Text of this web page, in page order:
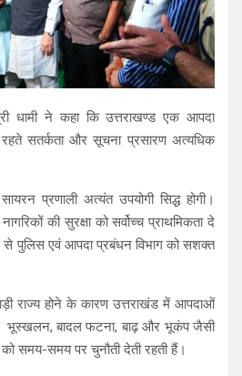
धामी ने कहा कि उत्तराखण्ड एक आपदा
सतर्कता और सूचना प्रसारण अत्यधिक
प्रणाली अत्यंत उपयोगी सिद्ध होगी।
की सुरक्षा को सर्वोच्च प्राथमिकता दे
पुलिस एवं आपदा प्रबंधन विभाग को सशक्त
राज्य होने के कारण उत्तराखंड में आपदाओं
भूस्खलन, बादल फटना, बाढ़ और भूकंप जैसी
समय-समय पर चुनौती देती रहती हैं।